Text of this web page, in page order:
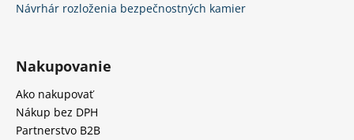
Návrhár rozloženia bezpečnostných kamier
Nakupovanie
Ako nakupovať
Nákup bez DPH
Partnerstvo B2B